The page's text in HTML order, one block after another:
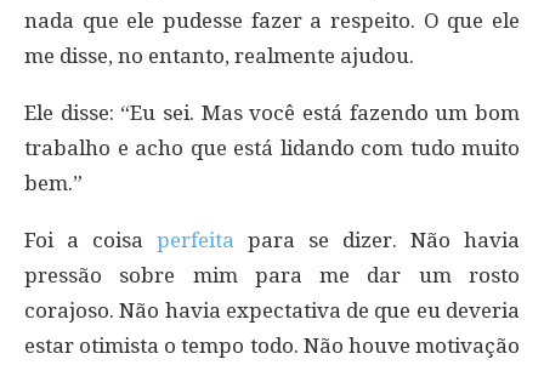
nada que ele pudesse fazer a respeito. O que ele
me disse, no entanto, realmente ajudou.
Ele disse: “Eu sei. Mas você está fazendo um bom
trabalho e acho que está lidando com tudo muito
bem.”
Foi a coisa perfeita para se dizer. Não havia
pressão sobre mim para me dar um rosto
corajoso. Não havia expectativa de que eu deveria
estar otimista o tempo todo. Não houve motivação